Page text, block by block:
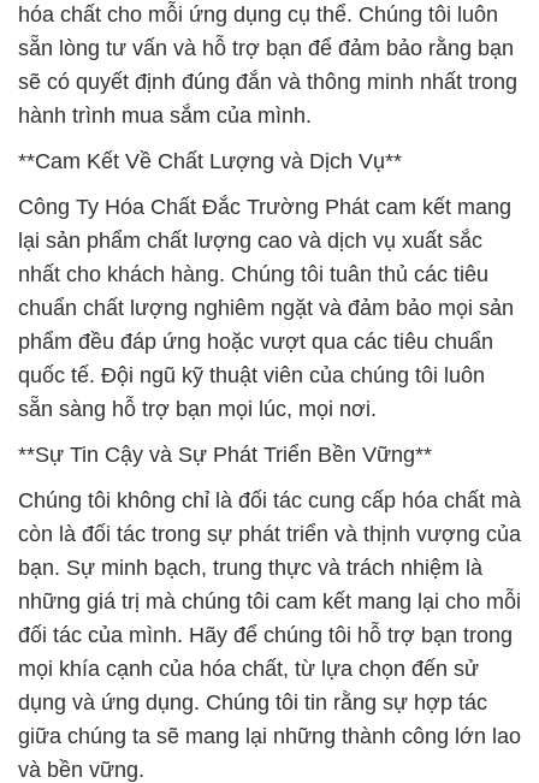
hóa chất cho mỗi ứng dụng cụ thể. Chúng tôi luôn
sẵn lòng tư vấn và hỗ trợ bạn để đảm bảo rằng bạn
sẽ có quyết định đúng đắn và thông minh nhất trong
hành trình mua sắm của mình.
**Cam Kết Về Chất Lượng và Dịch Vụ**
Công Ty Hóa Chất Đắc Trường Phát cam kết mang
lại sản phẩm chất lượng cao và dịch vụ xuất sắc
nhất cho khách hàng. Chúng tôi tuân thủ các tiêu
chuẩn chất lượng nghiêm ngặt và đảm bảo mọi sản
phẩm đều đáp ứng hoặc vượt qua các tiêu chuẩn
quốc tế. Đội ngũ kỹ thuật viên của chúng tôi luôn
sẵn sàng hỗ trợ bạn mọi lúc, mọi nơi.
**Sự Tin Cậy và Sự Phát Triển Bền Vững**
Chúng tôi không chỉ là đối tác cung cấp hóa chất mà
còn là đối tác trong sự phát triển và thịnh vượng của
bạn. Sự minh bạch, trung thực và trách nhiệm là
những giá trị mà chúng tôi cam kết mang lại cho mỗi
đối tác của mình. Hãy để chúng tôi hỗ trợ bạn trong
mọi khía cạnh của hóa chất, từ lựa chọn đến sử
dụng và ứng dụng. Chúng tôi tin rằng sự hợp tác
giữa chúng ta sẽ mang lại những thành công lớn lao
và bền vững.